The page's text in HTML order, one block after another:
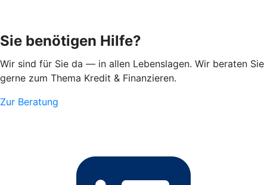
Sie benötigen Hilfe?
Wir sind für Sie da — in allen Lebenslagen. Wir beraten Sie
gerne zum Thema Kredit & Finanzieren.
Zur Beratung